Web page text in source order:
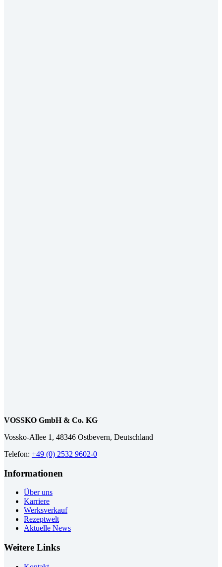
VOSSKO GmbH & Co. KG
Vossko-Allee 1, 48346 Ostbevern, Deutschland
Telefon: +49 (0) 2532 9602-0
Informationen
Über uns
Karriere
Werksverkauf
Rezeptwelt
Aktuelle News
Weitere Links